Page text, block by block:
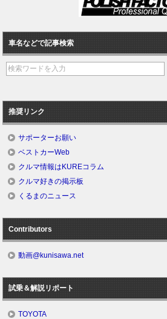
車名などで記事検索
推奨リンク
サポーターお願い
ベストカーWeb
クルマ情報はKUREコラム
クルマ好きの掲示板
くるまのニュース
Contributors
動画@kunisawa.net
試乗＆解説リポート
TOYOTA